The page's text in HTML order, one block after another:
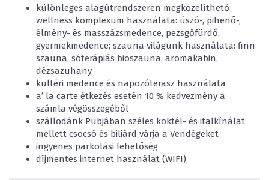
különleges alagútrendszeren megközelíthető
wellness komplexum használata: úszó-, pihenő-,
élmény- és masszázsmedence, pezsgőfürdő,
gyermekmedence; szauna világunk használata: finn
szauna, sóterápiás bioszauna, aromakabin,
dézsazuhany
kültéri medence és napozóterasz használata
a’ la carte étkezés esetén 10 % kedvezmény a
számla végösszegéből
szállodánk Pubjában széles koktél- és italkínálat
mellett csocsó és biliárd várja a Vendégeket
ingyenes parkolási lehetőség
díjmentes internet használat (WIFI)